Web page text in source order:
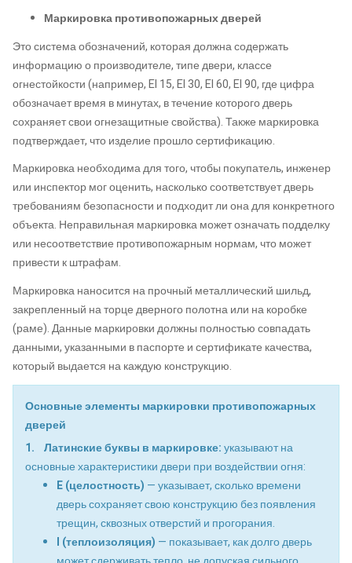
Маркировка противопожарных дверей
Это система обозначений, которая должна содержать
информацию о производителе, типе двери, классе
огнестойкости (например, EI 15, EI 30, EI 60, EI 90, где цифра
обозначает время в минутах, в течение которого дверь
сохраняет свои огнезащитные свойства). Также маркировка
подтверждает, что изделие прошло сертификацию.
Маркировка необходима для того, чтобы покупатель, инженер
или инспектор мог оценить, насколько соответствует дверь
требованиям безопасности и подходит ли она для конкретного
объекта. Неправильная маркировка может означать подделку
или несоответствие противопожарным нормам, что может
привести к штрафам.
Маркировка наносится на прочный металлический шильд,
закрепленный на торце дверного полотна или на коробке
(раме). Данные маркировки должны полностью совпадать
данными, указанными в паспорте и сертификате качества,
который выдается на каждую конструкцию.
Основные элементы маркировки противопожарных
дверей
1. Латинские буквы в маркировке:указывают на
основные характеристики двери при воздействии огня:
E (целостность) — указывает, сколько времени
дверь сохраняет свою конструкцию без появления
трещин, сквозных отверстий и прогорания.
I (теплоизоляция) — показывает, как долго дверь